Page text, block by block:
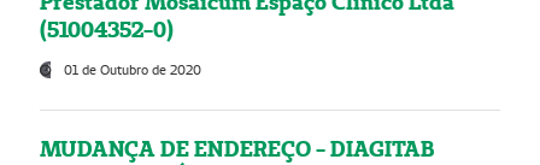
(51004352-0)
01 de Outubro de 2020
MUDANÇA DE ENDEREÇO - DIAGITAB